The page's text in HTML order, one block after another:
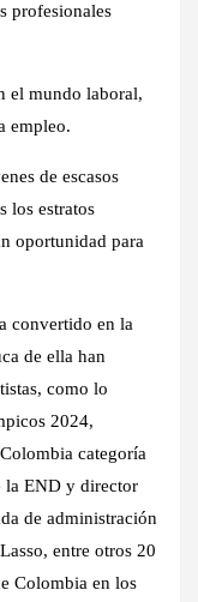
profesionales
el mundo laboral,
empleo.
de escasos
los estratos
oportunidad para
convertido en la
de ella han
como lo
2024,
categoría
la END y director
de administración
entre otros 20
Colombia en los